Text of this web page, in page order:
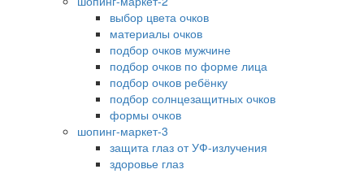
выбор цвета очков
материалы очков
подбор очков мужчине
подбор очков по форме лица
подбор очков ребёнку
подбор солнцезащитных очков
формы очков
шопинг-маркет-3
защита глаз от УФ-излучения
здоровье глаз